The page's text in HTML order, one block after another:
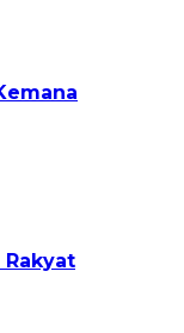
Rakyat